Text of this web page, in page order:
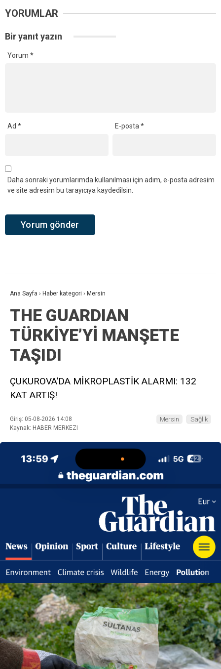
YORUMLAR
Bir yanıt yazın
Yorum *
Ad * E-posta*
Daha sonraki yorumlarımda kullanılması için adım, e-posta adresim
ve site adresim bu tarayıcıya kaydedilsin.
Ana Sayfa › Haber kategori › Mersin
THE GUARDIAN
TÜRKİYE’Yİ MANŞETE
TAŞIDI
ÇUKUROVA’DA MİKROPLASTİK ALARMI: 132
KAT ARTIŞ!
Giriş: 05-08-2026 14:08
Kaynak: HABER MERKEZI
Mersin Sağlık